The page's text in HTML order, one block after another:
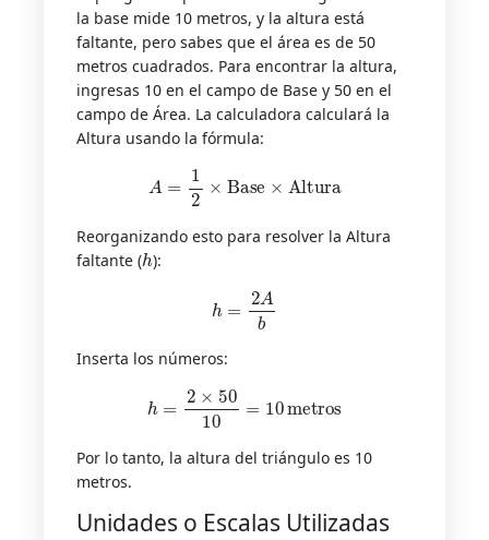
la base mide 10 metros, y la altura está
faltante, pero sabes que el área es de 50
metros cuadrados. Para encontrar la altura,
ingresas 10 en el campo de Base y 50 en el
campo de Área. La calculadora calculará la
Altura usando la fórmula:
1
Reorganizando esto para resolver la Altura
faltante (
h
):
A b
Inserta los números:
× 50 10
Por lo tanto, la altura del triángulo es 10
metros.
Unidades o Escalas Utilizadas